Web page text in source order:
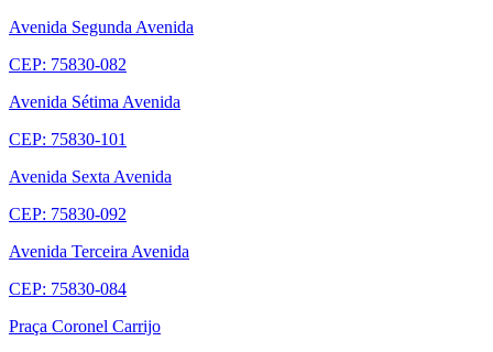
Avenida Segunda Avenida
CEP: 75830-082
Avenida Sétima Avenida
CEP: 75830-101
Avenida Sexta Avenida
CEP: 75830-092
Avenida Terceira Avenida
CEP: 75830-084
Praça Coronel Carrijo